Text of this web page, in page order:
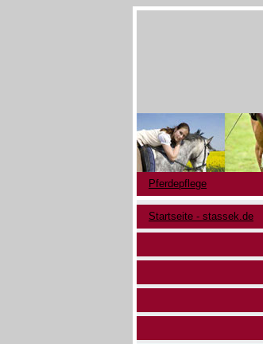
Pferdepflege
Startseite - stassek.de